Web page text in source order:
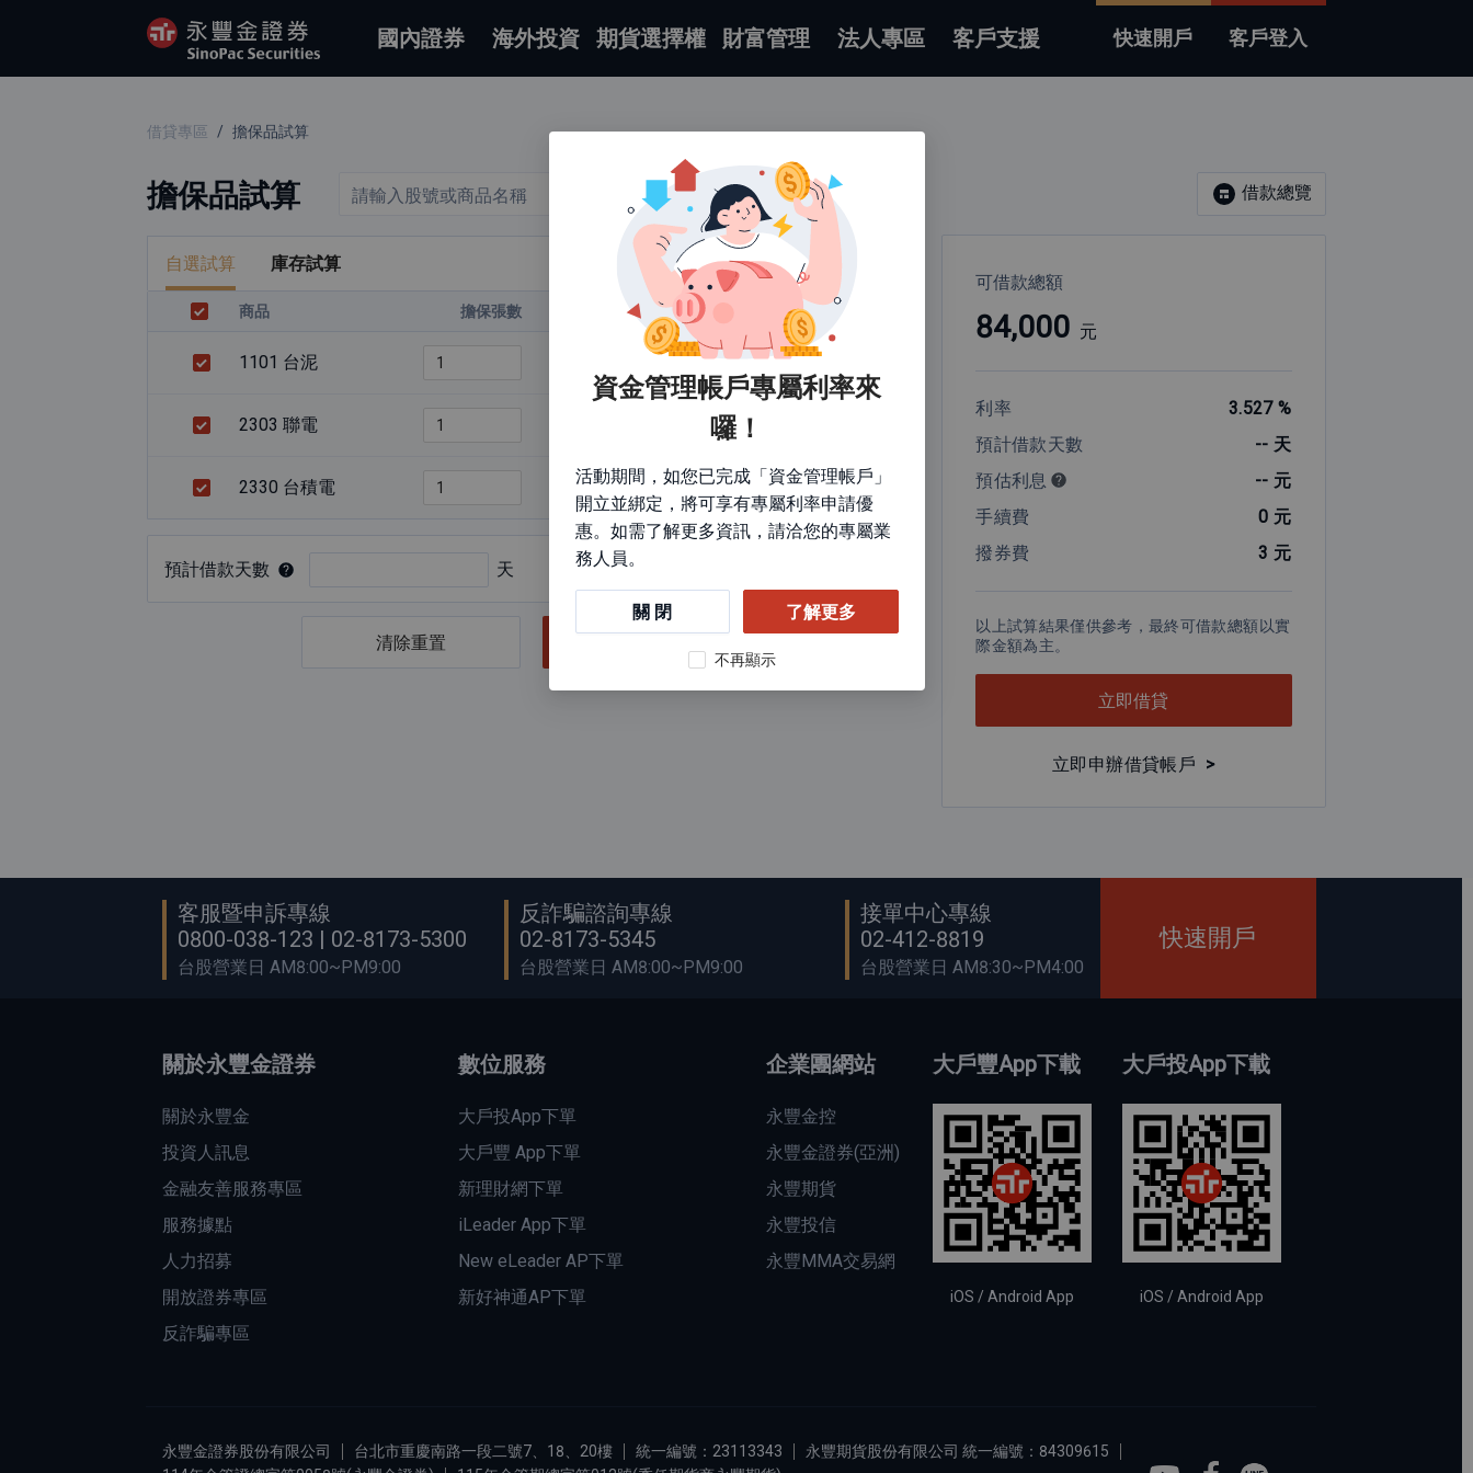
國內證券 海外投資 期貨選擇權 財富管理 法人專區 客戶支援 快速開戶 客戶登入
借貸專區 / 擔保品試算
擔保品試算 請輸入股號或商品名稱 新增擔保品
自選試算 庫存試算
商品 擔保張數 可借款金額 可貸款成數
1101 台泥 14,610 6成
2303 聯電 69,600
2330 台積電 3.5% 0 0成
預計借款天數 天
清除重置
借款總覽
可借款總額
84,000 元
利率 3.527 %
預計借款天數
-- 天
預估利息
-- 元
手續費
0 元
撥券費
3 元
以上試算結果僅供參考，最終可借款總額以實
際金額為主。
立即借貸
立即申辦借貸帳戶 >
客服暨申訴專線
0800-038-123 | 02-8173-5300
台股營業日 AM8:00~PM9:00
反詐騙諮詢專線
02-8173-5345
台股營業日 AM8:00~PM9:00
接單中心專線
02-412-8819
台股營業日 AM8:30~PM4:00
快速開戶
關於永豐金證券
關於永豐金
投資人訊息
金融友善服務專區
服務據點
人力招募
開放證券專區
反詐騙專區
數位服務
大戶投App下單
大戶豐 App下單
新理財網下單
iLeader App下單
New eLeader AP下單
新好神通AP下單
企業團網站
永豐金控
永豐金證券(亞洲)
永豐期貨
永豐投信
永豐MMA交易網
大戶豐App下載
iOS / Android App
大戶投App下載
iOS / Android App
永豐金證券股份有限公司 台北市重慶南路一段二號7、18、20樓 統一編號：23113343
永豐期貨股份有限公司 統一編號：84309615
資金管理帳戶專屬利率來
囉！
活動期間，如您已完成「資金管理帳戶」
開立並綁定，將可享有專屬利率申請優
惠。如需了解更多資訊，請洽您的專屬業
務人員。
關 閉 了解更多
不再顯示